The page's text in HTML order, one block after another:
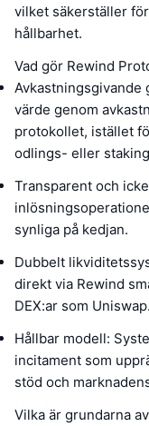
vilket säkerställer
hållbarhet.
Vad gör Rewind
Avkastningsgivande
värde genom
protokollet, istället
odlings- eller
Transparent och
synliga på kedjan.
Dubbelt
direkt via Rewind
DEX:ar som Uniswap.
Hållbar modell:
incitament som
stöd och
Vilka är grundarna